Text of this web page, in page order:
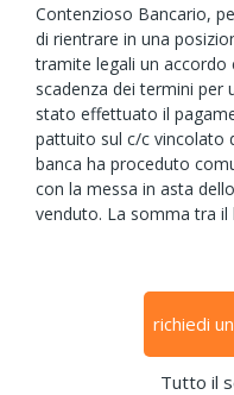
Contenzioso Bancario,
di rientrare in una
tramite legali un accordo
scadenza dei termini per
stato effettuato il
pattuito sul c/c vincolato
banca ha proceduto
con la messa in asta
venduto. La somma tra il
richiedi
Tutto il